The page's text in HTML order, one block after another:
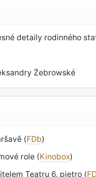
detaily rodinného
Żebrowské
(FDb)
role (Kinobox)
Teatru 6. piętro (